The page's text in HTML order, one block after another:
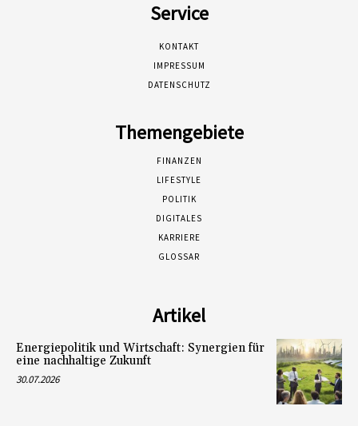
Service
KONTAKT
IMPRESSUM
DATENSCHUTZ
Themengebiete
FINANZEN
LIFESTYLE
POLITIK
DIGITALES
KARRIERE
GLOSSAR
Artikel
Energiepolitik und Wirtschaft: Synergien für
eine nachhaltige Zukunft
30.07.2026